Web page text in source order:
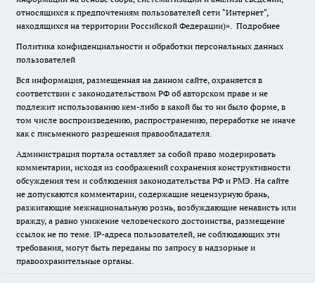
относящихся к предпочтениям пользователей сети "Интернет",
находящихся на территории Российской Федерации)». Подробнее
Политика конфиденциальности и обработки персональных данных
пользователей
Вся информация, размещенная на данном сайте, охраняется в
соответствии с законодательством РФ об авторском праве и не
подлежит использованию кем-либо в какой бы то ни было форме, в
том числе воспроизведению, распространению, переработке не иначе
как с письменного разрешения правообладателя.
Администрация портала оставляет за собой право модерировать
комментарии, исходя из соображений сохранения конструктивности
обсуждения тем и соблюдения законодательства РФ и РМЭ. На сайте
не допускаются комментарии, содержащие нецензурную брань,
разжигающие межнациональную рознь, возбуждающие ненависть или
вражду, а равно унижение человеческого достоинства, размещение
ссылок не по теме. IP-адреса пользователей, не соблюдающих эти
требования, могут быть переданы по запросу в надзорные и
правоохранительные органы.